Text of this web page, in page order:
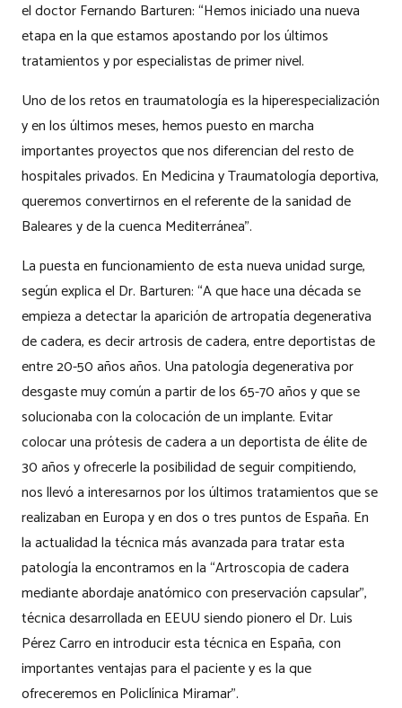
el doctor Fernando Barturen: “Hemos iniciado una nueva
etapa en la que estamos apostando por los últimos
tratamientos y por especialistas de primer nivel.
Uno de los retos en traumatología es la hiperespecialización
y en los últimos meses, hemos puesto en marcha
importantes proyectos que nos diferencian del resto de
hospitales privados. En Medicina y Traumatología deportiva,
queremos convertirnos en el referente de la sanidad de
Baleares y de la cuenca Mediterránea”.
La puesta en funcionamiento de esta nueva unidad surge,
según explica el Dr. Barturen: “A que hace una década se
empieza a detectar la aparición de artropatía degenerativa
de cadera, es decir artrosis de cadera, entre deportistas de
entre 20-50 años años. Una patología degenerativa por
desgaste muy común a partir de los 65-70 años y que se
solucionaba con la colocación de un implante. Evitar
colocar una prótesis de cadera a un deportista de élite de
30 años y ofrecerle la posibilidad de seguir compitiendo,
nos llevó a interesarnos por los últimos tratamientos que se
realizaban en Europa y en dos o tres puntos de España. En
la actualidad la técnica más avanzada para tratar esta
patología la encontramos en la “Artroscopia de cadera
mediante abordaje anatómico con preservación capsular”,
técnica desarrollada en EEUU siendo pionero el Dr. Luis
Pérez Carro en introducir esta técnica en España, con
importantes ventajas para el paciente y es la que
ofreceremos en Policlínica Miramar”.